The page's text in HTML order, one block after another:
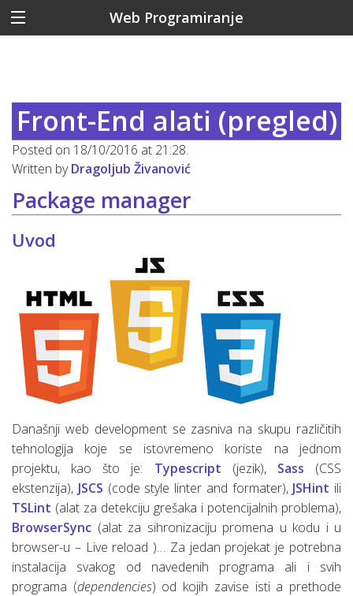
Web Programiranje
Front-End alati (pregled)
Posted on 18/10/2016 at 21:28.
Written byDragoljub Živanović
Package manager
Uvod
Današnji web development se zasniva na skupu različitih
tehnologija koje se istovremeno koriste na jednom
projektu, kao što je: Typescript (jezik), Sass (CSS
ekstenzija), JSCS (code style linter and formater), JSHint ili
TSLint (alat za detekciju grešaka i potencijalnih problema),
BrowserSync (alat za sihronizaciju promena u kodu i u
browser-u – Live reload )… Za jedan projekat je potrebna
instalacija svakog od navedenih programa ali i svih
programa (dependencies) od kojih zavise isti a prethode